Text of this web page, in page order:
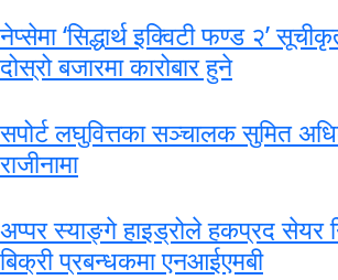
नेप्सेमा ‘सिद्धार्थ इक्विटी फण्ड २’
दोस्रो बजारमा कारोबार हुने
सपोर्ट लघुवित्तका सञ्चालक सुमित
राजीनामा
अप्पर स्याङ्गे हाइड्रोले हकप्रद सेयर
बिक्री प्रबन्धकमा एनआईएमबी